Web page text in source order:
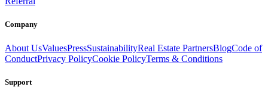
Company
About UsValuesPressSustainabilityReal Estate PartnersBlogCode of
ConductPrivacy PolicyCookie PolicyTerms & Conditions
Support